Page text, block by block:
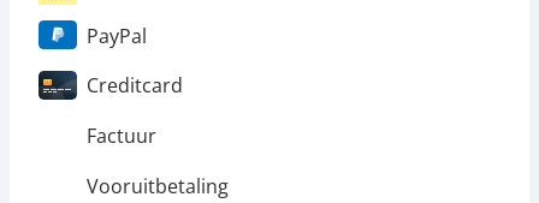
PayPal
Creditcard
Factuur
Vooruitbetaling